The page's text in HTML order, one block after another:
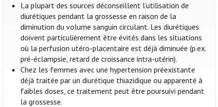
La plupart des sources déconseillent l’utilisation de
diurétiques pendant la grossesse en raison de la
diminution du volume sanguin circulant. Les diurétiques
doivent particulièrement être évités dans les situations
où la perfusion utéro-placentaire est déjà diminuée (p.ex.
pré-éclampsie, retard de croissance intra-utérin).
Chez les femmes avec une hypertension préexistante
déjà traitée par un diurétique thiazidique ou apparenté à
faibles doses, ce traitement peut être poursuivi pendant
la grossesse.